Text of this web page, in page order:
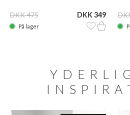
DKK 475 DKK 349
På lager